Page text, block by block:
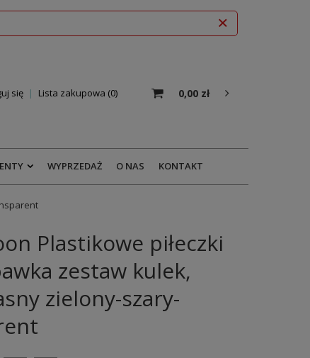
się Lista zakupowa 0 0,00 zł
WYPRZEDAŻ O NAS KONTAKT
Plastikowe piłeczki
zestaw kulek,
zielony-szary-